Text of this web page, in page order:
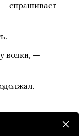
спрашивает
водки, —
магазин рядом